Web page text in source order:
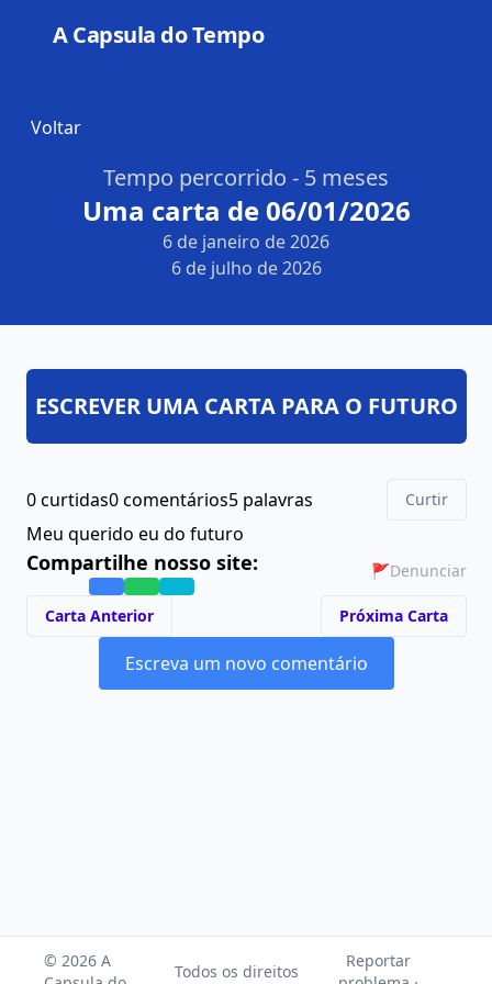
A Capsula do Tempo
Voltar
Tempo percorrido - 5 meses
Uma carta de 06/01/2026
6 de janeiro de 2026
6 de julho de 2026
0 curtidas0 comentários5 palavras Curtir
Meu querido eu do futuro
Compartilhe nosso site: 🚩Denunciar
Carta Anterior Próxima Carta
Escreva um novo comentário
ESCREVER UMA CARTA PARA O FUTURO
© 2026 A
Todos os direitos
Reportar